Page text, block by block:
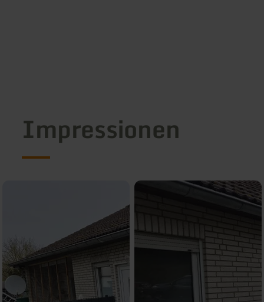
Impressionen